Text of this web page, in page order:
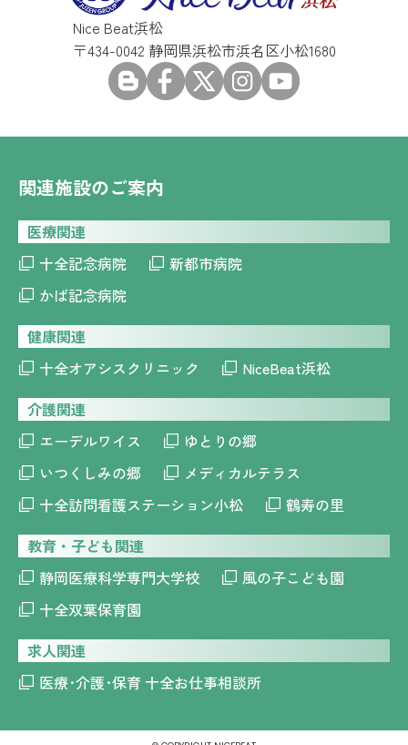
Nice Beat浜松
〒434-0042 静岡県浜松市浜名区小松1680
関連施設のご案内
医療関連
十全記念病院
新都市病院
かば記念病院
健康関連
十全オアシスクリニック
NiceBeat浜松
介護関連
エーデルワイス
ゆとりの郷
いつくしみの郷
メディカルテラス
十全訪問看護ステーション小松
鶴寿の里
教育・子ども関連
静岡医療科学専門大学校
風の子こども園
十全双葉保育園
求人関連
医療･介護･保育 十全お仕事相談所